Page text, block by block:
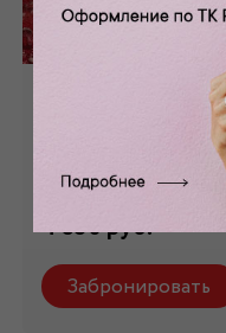
Кружево красное
Состав: 100 % п/э
4 350 руб.
Забронировать